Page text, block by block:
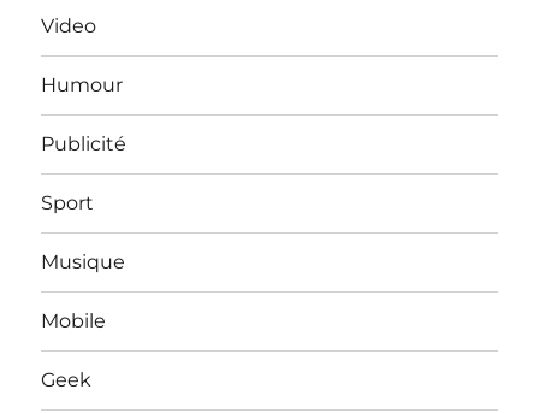
Video
Humour
Publicité
Sport
Musique
Mobile
Geek